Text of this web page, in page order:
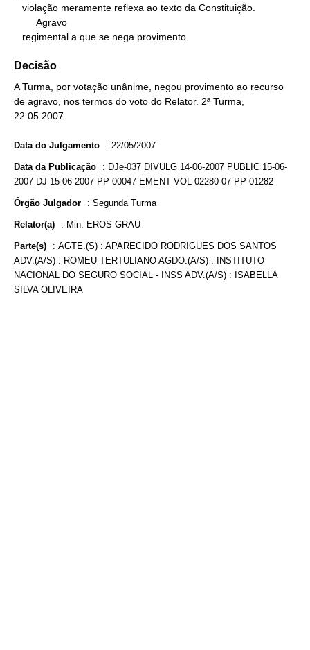
   regimental a que se nega provimento.
Decisão
A Turma, por votação unânime, negou provimento ao recurso
de agravo, nos termos do voto do Relator. 2ª Turma,
22.05.2007.
Data do Julgamento : 22/05/2007
Data da Publicação : DJe-037 DIVULG 14-06-2007 PUBLIC 15-06-
2007 DJ 15-06-2007 PP-00047 EMENT VOL-02280-07 PP-01282
Órgão Julgador : Segunda Turma
Relator(a) : Min. EROS GRAU
Parte(s) : AGTE.(S) : APARECIDO RODRIGUES DOS SANTOS
ADV.(A/S) : ROMEU TERTULIANO AGDO.(A/S) : INSTITUTO
NACIONAL DO SEGURO SOCIAL - INSS ADV.(A/S) : ISABELLA
SILVA OLIVEIRA